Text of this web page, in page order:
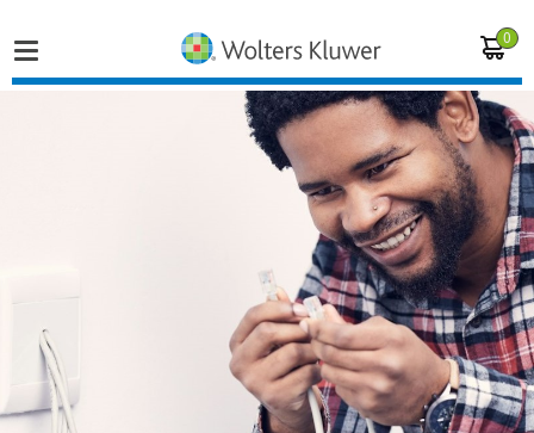
0
Producten
Opleidingen